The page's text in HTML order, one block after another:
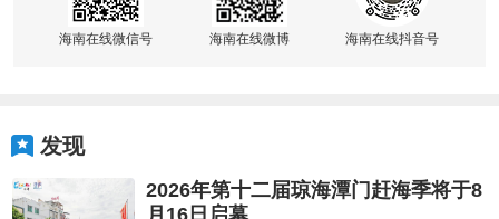
海南在线微信号 海南在线微博 海南在线抖音号
发现
2026年第十二届琼海潭门赶海季将于8
月16日启幕